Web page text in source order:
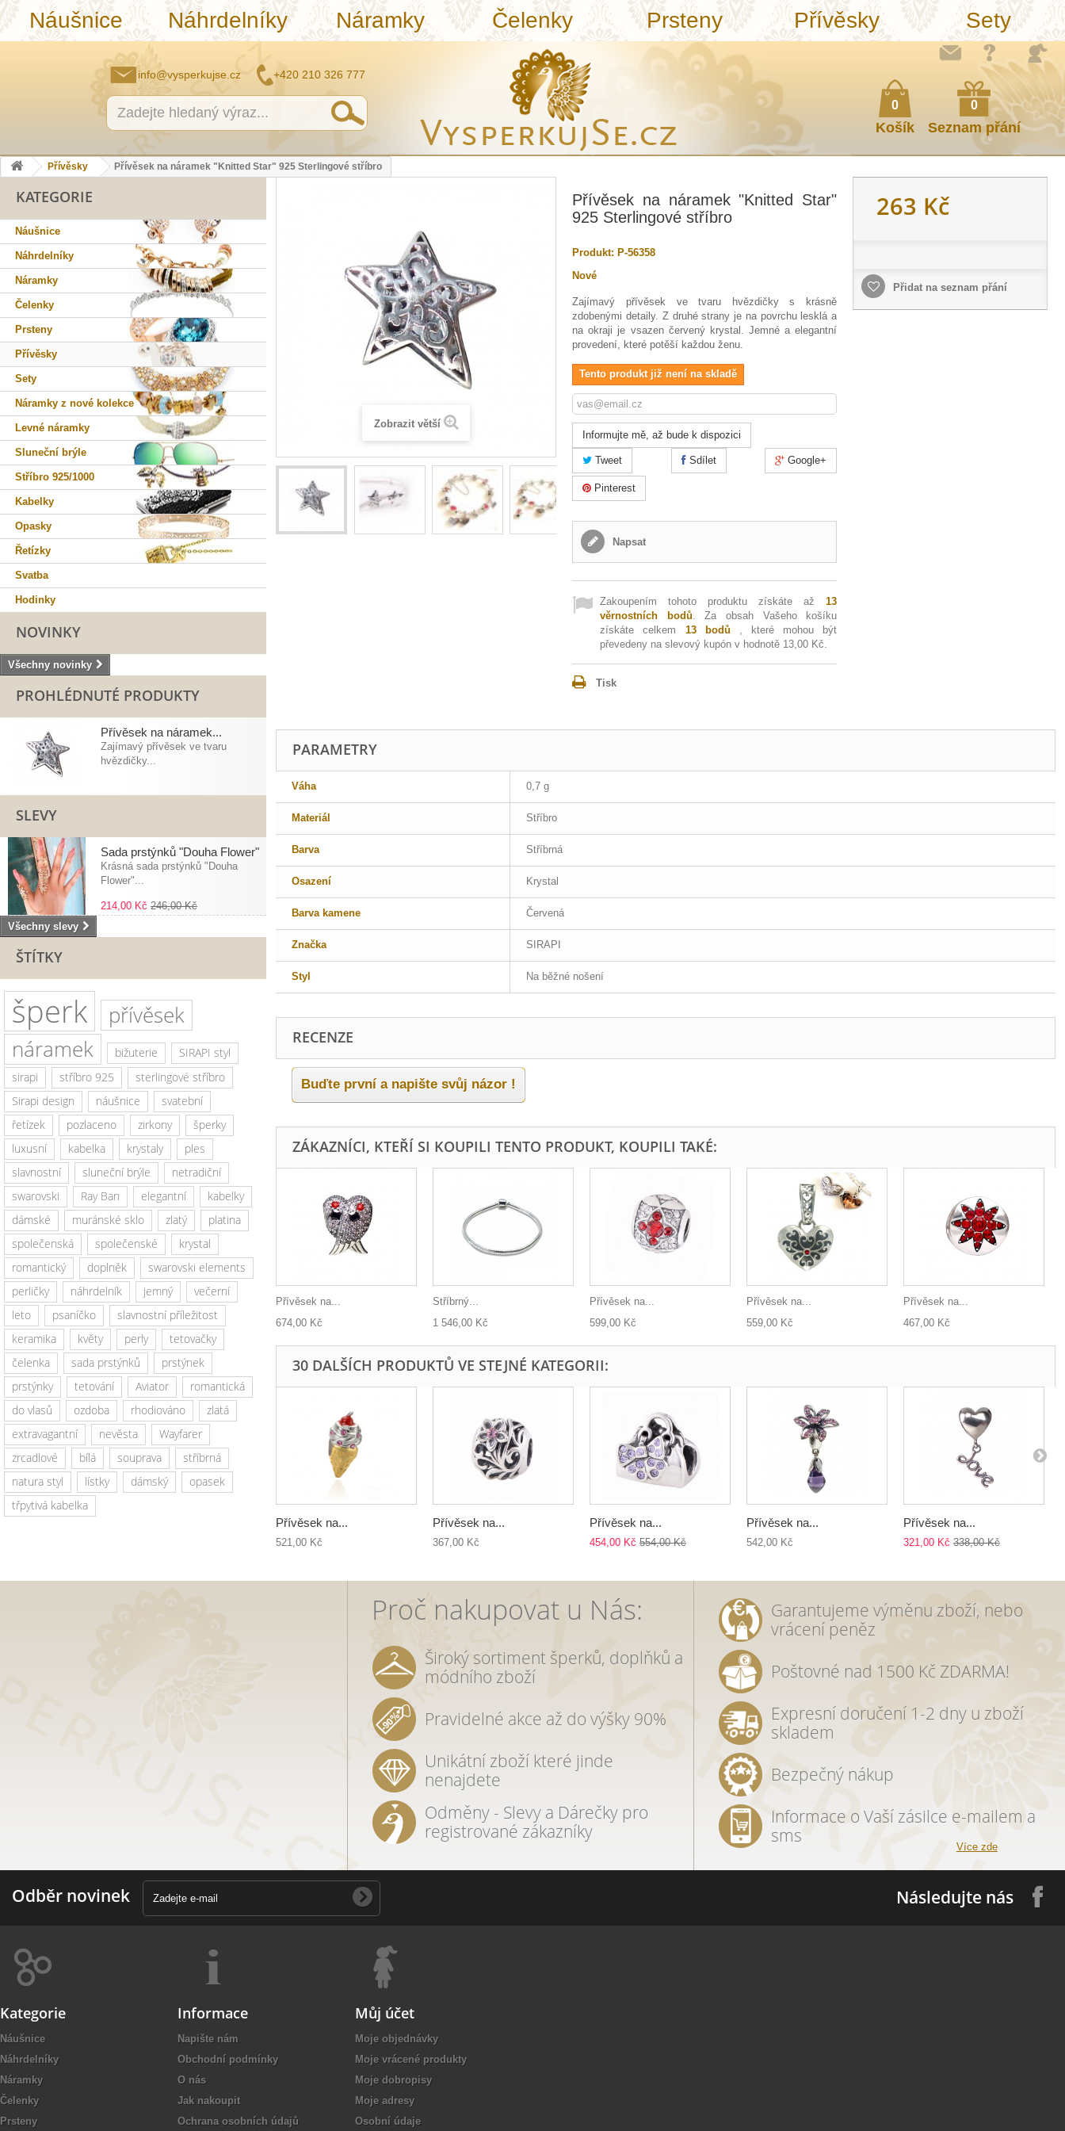
0
Košík
Náušnice Náhrdelníky Náramky Čelenky Prsteny Přívěsky Sety
0
Seznam přání
info@vysperkujse.cz +420 210 326 777
Přívěsky Přívěsek na náramek "Knitted Star" 925 Sterlingové stříbro
KATEGORIE
Náušnice
Náhrdelníky
Náramky
Čelenky
Prsteny
Přívěsky
Sety
Náramky z nové kolekce
Levné náramky
Sluneční brýle
Stříbro 925/1000
Kabelky
Opasky
Řetízky
Svatba
Hodinky
NOVINKY
Všechny novinky
PROHLÉDNUTÉ PRODUKTY
Přívěsek na náramek...
Zajímavý přívěsek ve tvaru
hvězdičky...
SLEVY
Sada prstýnků "Douha Flower"
Krásná sada prstýnků "Douha
Flower"...
214,00 Kč 246,00 Kč
Všechny slevy
ŠTÍTKY
šperk
přívěsek
náramek
bižuterie
SIRAPI styl
sirapi
stříbro 925
sterlingové stříbro
Sirapi design
náušnice
svatební
řetízek
pozlaceno zirkony
šperky
luxusní
kabelka krystaly
ples
slavnostní
sluneční brýle
netradiční
swarovski
Ray Ban elegantní
kabelky
dámské
muránské sklo zlatý
platina
společenská
společenské
krystal
romantický
doplněk
swarovski elements
perličky
náhrdelník jemný
večerní
leto
psaníčko
slavnostní příležitost
keramika
květy perly
tetovačky
čelenka
sada prstýnků
prstýnek
prstýnky
tetování Aviator
romantická
do vlasů
ozdoba rhodiováno
zlatá
extravagantní
nevěsta
Wayfarer
zrcadlové
bílá souprava
stříbrná
natura styl
lístky dámský
opasek
třpytivá kabelka
Zobrazit větší
Přívěsek na náramek "Knitted Star"
925 Sterlingové stříbro
Produkt: P-56358
Nové
Zajímavý přívěsek ve tvaru hvězdičky s krásně
zdobenými detaily. Z druhé strany je na povrchu lesklá a
na okraji je vsazen červený krystal. Jemné a elegantní
provedení, které potěší každou ženu.
Tento produkt již není na skladě
Informujte mě, až bude k dispozici
Tweet Sdílet Google+
Pinterest
Napsat
Zakoupením tohoto produktu získáte až13
věrnostních bodů. Za obsah Vašeho košíku
získáte celkem 13bodů , které mohou být
převedeny na slevový kupón v hodnotě 13,00 Kč.
Tisk
263 Kč
Přidat na seznam přání
PARAMETRY
Váha 0,7 g
Materiál Stříbro
Barva Stříbrná
Osazení Krystal
Barva kamene Červená
Značka SIRAPI
Styl Na běžné nošení
RECENZE
Buďte první a napište svůj názor !
ZÁKAZNÍCI, KTEŘÍ SI KOUPILI TENTO PRODUKT, KOUPILI TAKÉ:
Přívěsek na...
674,00 Kč
Stříbrný...
1 546,00 Kč
Přívěsek na...
599,00 Kč
Přívěsek na...
559,00 Kč
Přívěsek na...
467,00 Kč
30 DALŠÍCH PRODUKTŮ VE STEJNÉ KATEGORII:
Přívěsek na...
521,00 Kč
Přívěsek na...
367,00 Kč
Přívěsek na...
454,00 Kč 554,00 Kč
Přívěsek na...
542,00 Kč
Přívěsek na...
321,00 Kč 338,00 Kč
Proč nakupovat u Nás:
Široký sortiment šperků, doplňků a
módního zboží
Pravidelné akce až do výšky 90%
Unikátní zboží které jinde
nenajdete
Odměny - Slevy a Dárečky pro
registrované zákazníky
Garantujeme výměnu zboží, nebo
vrácení peněz
Poštovné nad 1500 Kč ZDARMA!
Expresní doručení 1-2 dny u zboží
skladem
Bezpečný nákup
Informace o Vaší zásilce e-mailem a
sms
Více zde
Odběr novinek Následujte nás
Kategorie
Náušnice
Náhrdelníky
Náramky
Čelenky
Prsteny
Informace
Napište nám
Obchodní podmínky
O nás
Jak nakoupit
Ochrana osobních údajů
Můj účet
Moje objednávky
Moje vrácené produkty
Moje dobropisy
Moje adresy
Osobní údaje